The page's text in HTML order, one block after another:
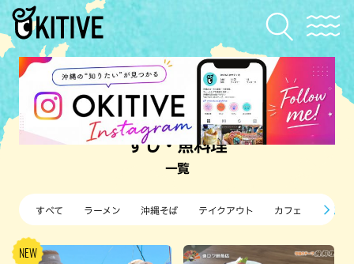
すし・魚料理
一覧
すべて ラーメン 沖縄そば テイクアウト カフェ すし・